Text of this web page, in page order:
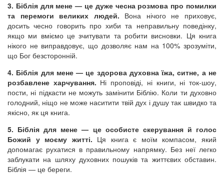
3. Біблія для мене — це дуже чесна розмова про помилки
та перемоги великих людей. Вона нічого не приховує,
досить чесно говорить про хиби та неправильну поведінку,
якщо ми вміємо це зчитувати та робити висновки. Ця книга
нікого не виправдовує, що дозволяє нам на 100% зрозуміти,
що Бог безсторонній.
4. Біблія для мене — це здорова духовна їжа, ситне, а не
розбавлене харчування. Ні проповіді, ні книги, ні ток-шоу,
пости, ні підкасти не можуть замінити Біблію. Коли ти духовно
голодний, ніщо не може наситити твій дух і душу так швидко та
якісно, як ця книга.
5. Біблія для мене — це особисте скерування й голос
Божий у моєму житті. Ця книга є моїм компасом, який
допомагає рухатися в правильному напрямку. Без неї легко
заблукати на шляху духовних пошуків та життєвих обставин.
Біблія — це береги.